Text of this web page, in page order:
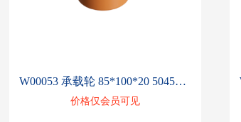
W00053 承载轮 85*100*20 50452737
价格仅会员可见